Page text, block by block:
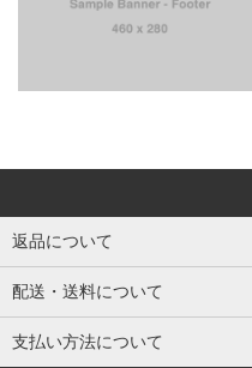
返品について
配送・送料について
支払い方法について